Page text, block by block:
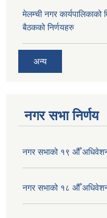
मेलम्ची नगर
बैठकको निर्णयहरु
अन्य
नगर सभा निर्णय
नगर सभाको १९ औँ
नगर सभाको १८ औँ